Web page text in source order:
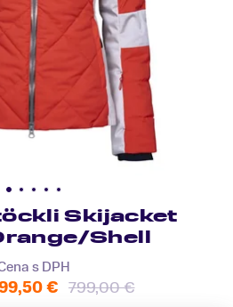
Skijacket
Shell
s DPH
€ 799,00 €